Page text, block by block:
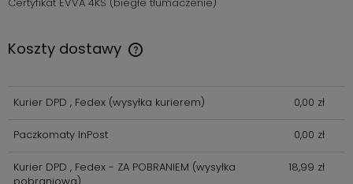
Koszty dostawy
Cena nie zawiera ewentualnych kosztów płatności
Kurier DPD , Fedex (wysyłka kurierem) 0,00 zł
Paczkomaty InPost 0,00 zł
Kurier DPD , Fedex - ZA POBRANIEM (wysyłka
18,99 zł